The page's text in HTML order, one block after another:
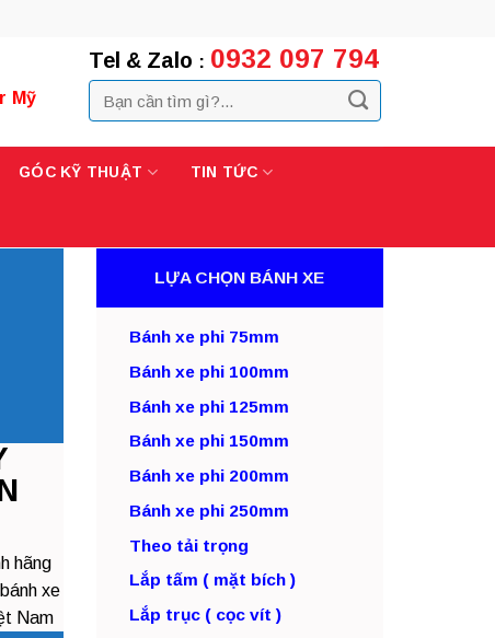
Mỹ
Tel & Zalo : 0932 097 794
GÓC KỸ THUẬT TIN TỨC
hãng
xe
Nam
LỰA CHỌN BÁNH XE
Bánh xe phi 75mm
Bánh xe phi 100mm
Bánh xe phi 125mm
Bánh xe phi 150mm
Bánh xe phi 200mm
Bánh xe phi 250mm
Theo tải trọng
Lắp tấm ( mặt bích )
Lắp trục ( cọc vít )